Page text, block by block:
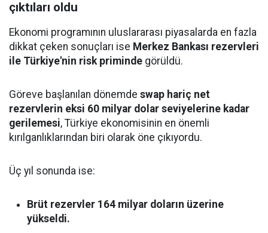
çıktıları oldu
Ekonomi programının uluslararası piyasalarda en fazla
dikkat çeken sonuçları ise Merkez Bankası rezervleri
ile Türkiye'nin risk priminde görüldü.
Göreve başlanılan dönemde swap hariç net
rezervlerin eksi 60 milyar dolar seviyelerine kadar
gerilemesi, Türkiye ekonomisinin en önemli
kırılganlıklarından biri olarak öne çıkıyordu.
Üç yıl sonunda ise:
Brüt rezervler 164 milyar doların üzerine
yükseldi.